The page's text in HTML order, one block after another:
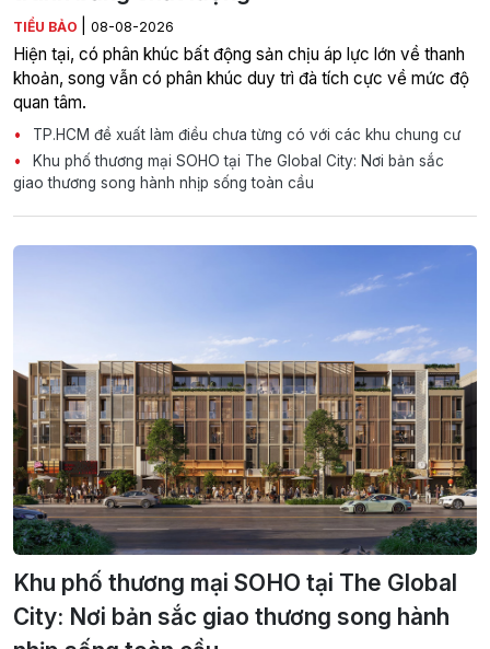
TIỂU BẢO 08-08-2026
Hiện tại, có phân khúc bất động sản chịu áp lực lớn về thanh
khoản, song vẫn có phân khúc duy trì đà tích cực về mức độ
quan tâm.
TP.HCM đề xuất làm điều chưa từng có với các khu chung cư
Khu phố thương mại SOHO tại The Global City: Nơi bản sắc
giao thương song hành nhịp sống toàn cầu
Khu phố thương mại SOHO tại The Global
City: Nơi bản sắc giao thương song hành